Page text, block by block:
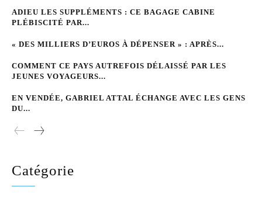
ADIEU LES SUPPLÉMENTS : CE BAGAGE CABINE
PLÉBISCITÉ PAR...
« DES MILLIERS D’EUROS À DÉPENSER » : APRÈS...
COMMENT CE PAYS AUTREFOIS DÉLAISSÉ PAR LES
JEUNES VOYAGEURS...
EN VENDÉE, GABRIEL ATTAL ÉCHANGE AVEC LES GENS
DU...
Catégorie